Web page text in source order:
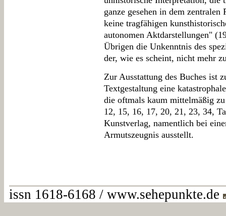
ganze gesehen in dem
keine tragfähigen
autonomen Aktdarstellungen"
Übrigen die Unkenntnis des
der, wie es scheint, nicht mehr
Zur Ausstattung des Buches ist
Textgestaltung eine
die oftmals kaum mittelmäßig
12, 15, 16, 17, 20, 21, 23, 34,
Kunstverlag, namentlich bei
Armutszeugnis ausstellt.
issn 1618-6168 / www.sehepunkte.de